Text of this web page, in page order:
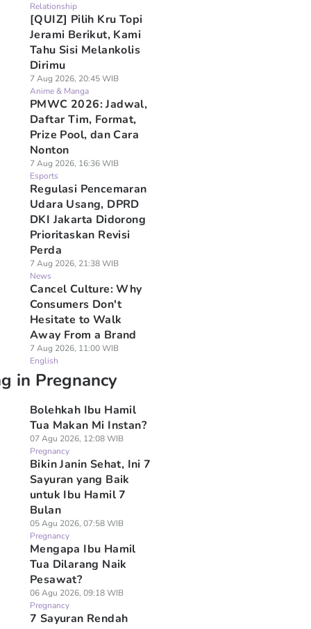
Relationship
[QUIZ] Pilih Kru Topi
Jerami Berikut, Kami
Tahu Sisi Melankolis
Dirimu
7 Aug 2026, 20:45 WIB
Anime & Manga
PMWC 2026: Jadwal,
Daftar Tim, Format,
Prize Pool, dan Cara
Nonton
7 Aug 2026, 16:36 WIB
Esports
Regulasi Pencemaran
Udara Usang, DPRD
DKI Jakarta Didorong
Prioritaskan Revisi
Perda
7 Aug 2026, 21:38 WIB
News
Cancel Culture: Why
Consumers Don't
Hesitate to Walk
Away From a Brand
7 Aug 2026, 11:00 WIB
English
in Pregnancy
Bolehkah Ibu Hamil
Tua Makan Mi Instan?
07 Agu 2026, 12:08 WIB
Pregnancy
Bikin Janin Sehat, Ini 7
Sayuran yang Baik
untuk Ibu Hamil 7
Bulan
05 Agu 2026, 07:58 WIB
Pregnancy
Mengapa Ibu Hamil
Tua Dilarang Naik
Pesawat?
06 Agu 2026, 09:18 WIB
Pregnancy
7 Sayuran Rendah